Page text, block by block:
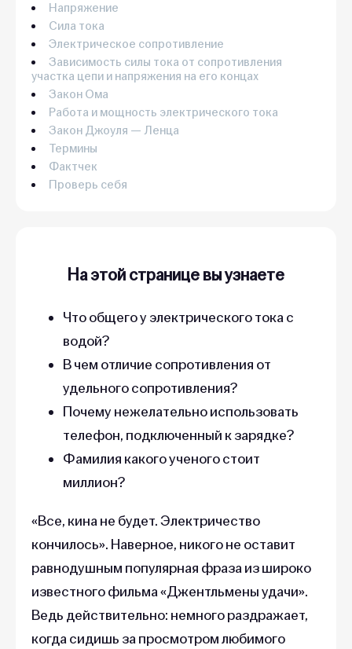
Напряжение
Сила тока
Электрическое сопротивление
Зависимость силы тока от сопротивления
участка цепи и напряжения на его концах
Закон Ома
Работа и мощность электрического тока
Закон Джоуля — Ленца
Термины
Фактчек
Проверь себя
На этой странице вы узнаете
Что общего у электрического тока с
водой?
В чем отличие сопротивления от
удельного сопротивления?
Почему нежелательно использовать
телефон, подключенный к зарядке?
Фамилия какого ученого стоит
миллион?
«Все, кина не будет. Электричество
кончилось». Наверное, никого не оставит
равнодушным популярная фраза из широко
известного фильма «Джентльмены удачи».
Ведь действительно: немного раздражает,
когда сидишь за просмотром любимого